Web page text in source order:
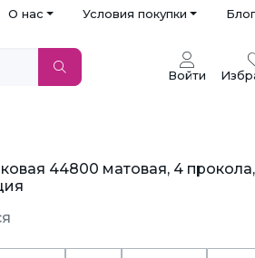
О нас Условия покупки Блог
Войти
44800 матовая, 4 прокола,